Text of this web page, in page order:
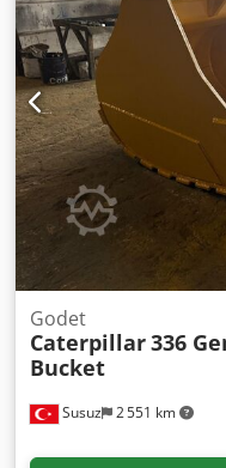
Susuz 2 551 km
Godet
Caterpillar336
Bucket